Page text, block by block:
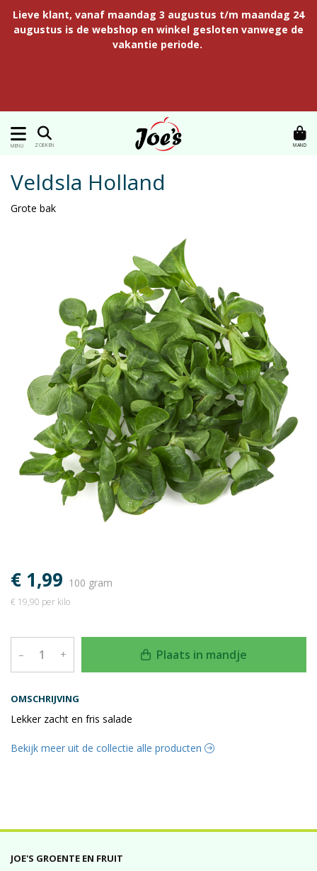
Lieve klant, vanaf maandag 3 augustus t/m maandag 24
augustus is de webshop en winkel gesloten vanwege de
vakantie periode.
MENU ZOEKEN MAND
OMSCHRIJVING
Lekker zacht en fris salade
Veldsla Holland
Grote bak
€ 1,99 100 gram
€ 19,90 per kilo
– + Plaats in mandje
Bekijk meer uit de collectie alle producten
JOE'S GROENTE EN FRUIT